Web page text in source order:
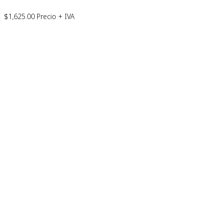
$1,625.00 Precio + IVA